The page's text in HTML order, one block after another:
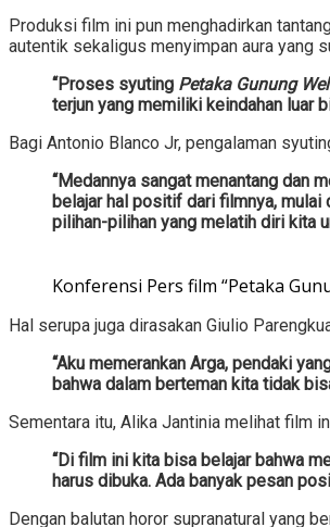
Produksi film ini pun menghadirkan
autentik sekaligus menyimpan aura yang
“Proses syuting Petaka Gunung
terjun yang memiliki keindahan luar
Bagi Antonio Blanco Jr, pengalaman
“Medannya sangat menantang dan
belajar hal positif dari filmnya,
pilihan-pilihan yang melatih diri kita
Konferensi Pers film “Petaka
Hal serupa juga dirasakan Giulio
“Aku memerankan Arga, pendaki
bahwa dalam berteman kita tidak
Sementara itu, Alika Jantinia melihat film
“Di film ini kita bisa belajar bahwa
harus dibuka. Ada banyak pesan
Dengan balutan horor supranatural yang